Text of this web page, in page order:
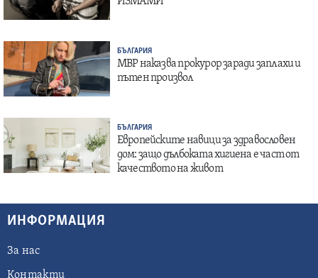
БЪЛГАРИЯ
МВР наказва прокурор заради заплахи и
пътен произвол
БЪЛГАРИЯ
Европейските навици за здравословен
дом: защо дълбоката хигиена е част от
качеството на живот
ИНФОРМАЦИЯ
За нас
Контакти